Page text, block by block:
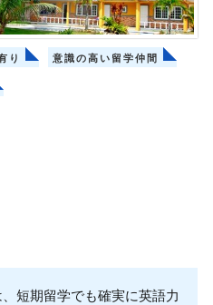
り 意識の高い留学仲間
短期留学でも確実に英語力